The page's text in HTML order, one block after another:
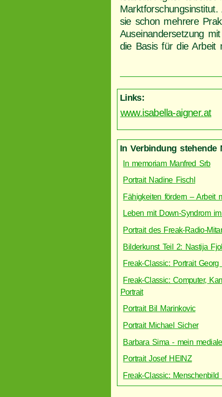
sie schon mehrere
Auseinandersetzung
die Basis für die Arbeit
Links:
www.isabella-aigner.at
In Verbindung stehende
In memoriam Manfred Srb
Portrait Nadine Fischl
Fähigkeiten fördern – Arbeit
Leben mit Down-Syndrom
Portrait des Freak-Radio-
Bilderkunst Teil 2: Nastija
Freak-Classic: Portrait
Freak-Classic: Computer,
Portrait
Portrait Bil Marinkovic
Portrait Michael Sicher
Barbara Sima - mein
Portrait Josef HEINZ
Freak-Classic: Menschenbild